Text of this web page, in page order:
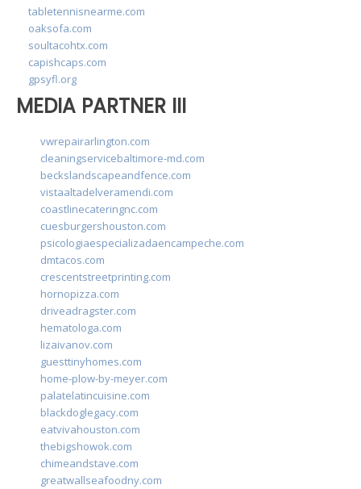
tabletennisnearme.com
oaksofa.com
soultacohtx.com
capishcaps.com
gpsyfl.org
MEDIA PARTNER III
vwrepairarlington.com
cleaningservicebaltimore-md.com
beckslandscapeandfence.com
vistaaltadelveramendi.com
coastlinecateringnc.com
cuesburgershouston.com
psicologiaespecializadaencampeche.com
dmtacos.com
crescentstreetprinting.com
hornopizza.com
driveadragster.com
hematologa.com
lizaivanov.com
guesttinyhomes.com
home-plow-by-meyer.com
palatelatincuisine.com
blackdoglegacy.com
eatvivahouston.com
thebigshowok.com
chimeandstave.com
greatwallseafoodny.com